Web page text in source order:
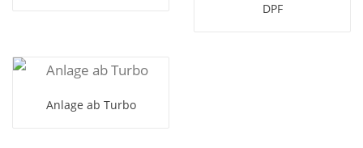
DPF
Anlage ab Turbo